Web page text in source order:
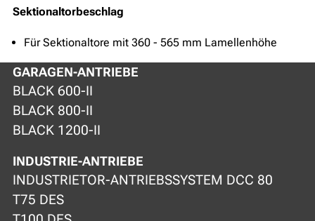
Sektionaltorbeschlag
Für Sektionaltore mit 360 - 565 mm Lamellenhöhe
GARAGEN-ANTRIEBE
BLACK 600-II
BLACK 800-II
BLACK 1200-II
INDUSTRIE-ANTRIEBE
INDUSTRIETOR-ANTRIEBSSYSTEM DCC 80
T75 DES